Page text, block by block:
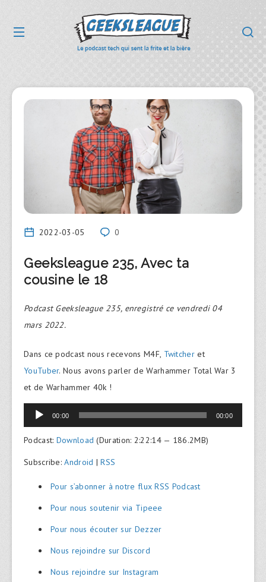
2022-03-05 0
Geeksleague 235, Avec ta
cousine le 18
Podcast Geeksleague 235, enregistré ce vendredi 04
mars 2022.
Dans ce podcast nous recevons M4F, Twitcheret
YouTuber. Nous avons parler de Warhammer Total War 3
et de Warhammer 40k !
Lecteur
audio
00:00 00:00
Podcast: Download (Duration: 2:22:14 — 186.2MB)
Subscribe:Android |RSS
Pour s’abonner à notre flux RSS Podcast
Pour nous soutenir via Tipeee
Pour nous écouter sur Dezzer
Nous rejoindre sur Discord
Nous rejoindre sur Instagram